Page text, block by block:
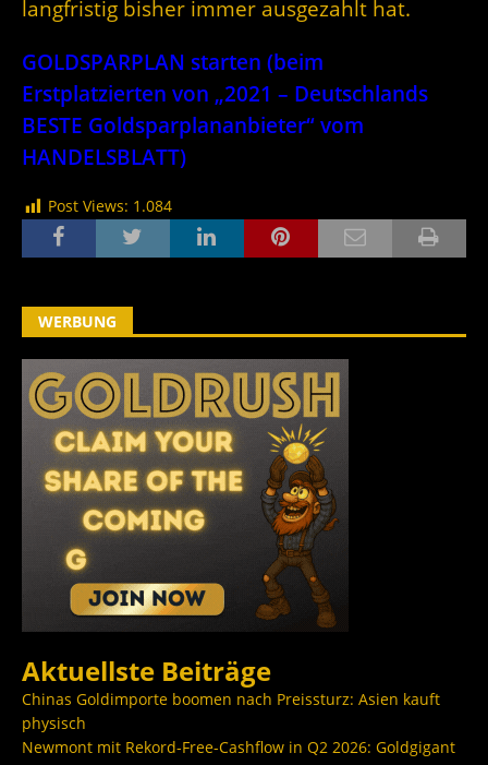
langfristig bisher immer ausgezahlt hat.
GOLDSPARPLAN starten (beim
Erstplatzierten von „2021 – Deutschlands
BESTE Goldsparplananbieter“ vom
HANDELSBLATT)
Post Views: 1.084
WERBUNG
Aktuellste Beiträge
Chinas Goldimporte boomen nach Preissturz: Asien kauft
physisch
Newmont mit Rekord-Free-Cashflow in Q2 2026: Goldgigant